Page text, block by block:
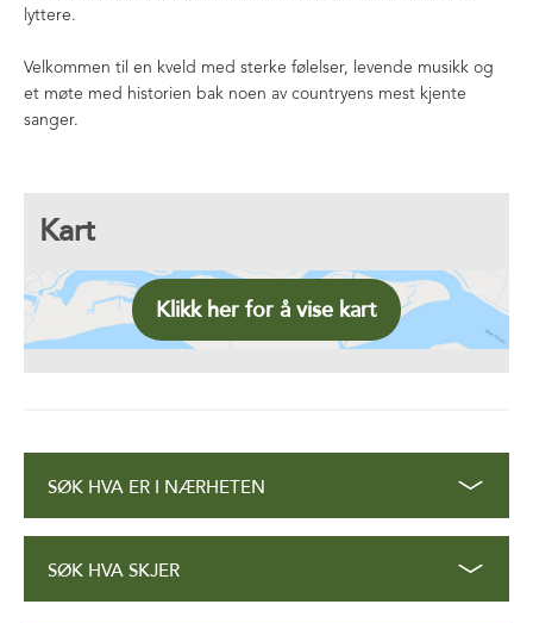
lyttere.
Velkommen til en kveld med sterke følelser, levende musikk og
et møte med historien bak noen av countryens mest kjente
sanger.
Kart
Klikk her for å vise kart
SØK HVA ER I NÆRHETEN
SØK HVA SKJER